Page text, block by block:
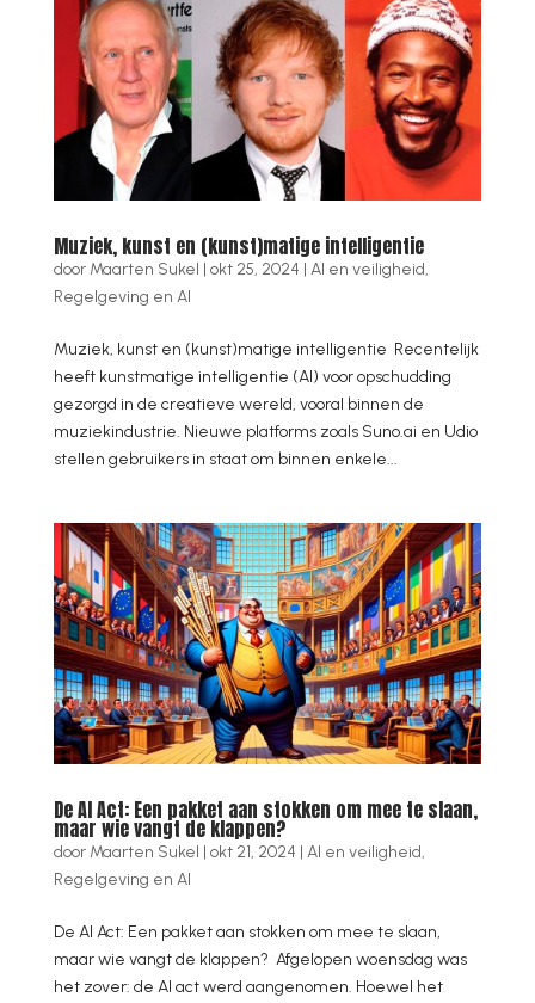
Muziek, kunst en (kunst)matige intelligentie
door Maarten Sukel | okt 25, 2024 | AI en veiligheid,
Regelgeving en AI
Muziek, kunst en (kunst)matige intelligentie Recentelijk
heeft kunstmatige intelligentie (AI) voor opschudding
gezorgd in de creatieve wereld, vooral binnen de
muziekindustrie. Nieuwe platforms zoals Suno.ai en Udio
stellen gebruikers in staat om binnen enkele...
De AI Act: Een pakket aan stokken om mee te slaan,
maar wie vangt de klappen?
door Maarten Sukel | okt 21, 2024 | AI en veiligheid,
Regelgeving en AI
De AI Act: Een pakket aan stokken om mee te slaan,
maar wie vangt de klappen? Afgelopen woensdag was
het zover: de AI act werd aangenomen. Hoewel het